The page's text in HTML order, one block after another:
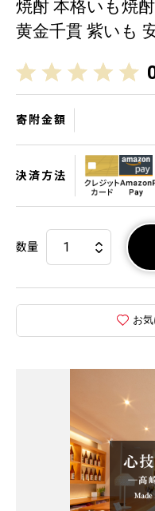
焼酎 本格いも焼
黄金千貫 紫いも
寄附金額
決済方法
数量
お